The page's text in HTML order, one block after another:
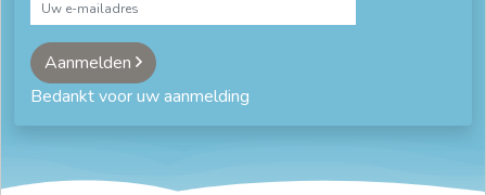
Aanmelden
Bedankt voor uw aanmelding